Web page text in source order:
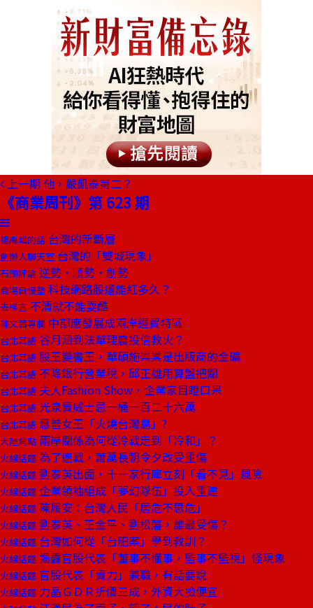
上一期 他，嚴凱泰第二？
《商業周刊》第 623 期
總編輯的話 台灣的新斷層
創辦人聊天室 台灣的「雙城現象」
石頭評論 逆勢‧順勢‧創勢
商場自慢塾 科技網路股還能紅多久？
去梯言 不清就不能耍酷
陳文茜專欄 中部應發展成兩岸經貿特區
台北耳語 谷月涵到法華理農投信救火？
台北耳語 股王變書王，華碩施崇棠是出版商的金礦
台北耳語 不降銀行營業稅，邱正雄用算盤把關
台北耳語 夫人Fashion Show，企業家目瞪口呆
台北耳語 光泉賣威士忌一桶一百二十六萬
台北耳語 惠普女王「火燒台灣島」?
大陸焦點 兩岸關係為何從冷戰走到「冷和」？
火線話題 為了連戰，蕭萬長朝令夕改受重傷
火線話題 劉泰英出面，十一家行庫立刻「看不見」風險
火線話題 企業領袖組成「夢幻隊伍」投入重建
火線話題 陳履安：台灣人民「居危不思危」
火線話題 劉泰英、王金平、劉松藩，誰最受傷？
火線話題 台灣如何從「台肥案」學到教訓？
火線話題 揭露官股代表「董事不懂事，監事不監視」怪現象
火線話題 官股代表「賣力」兼職，有話要說
火線話題 力晶ＧＤＲ折價三成，外資大撿便宜